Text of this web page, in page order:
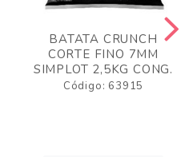
BATATA CRUNCH
CORTE FINO 7MM
SIMPLOT 2,5KG CONG.
Código: 63915